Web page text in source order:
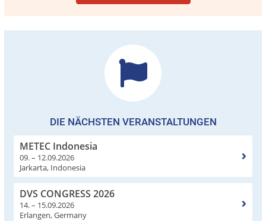
DIE NÄCHSTEN VERANSTALTUNGEN
METEC Indonesia
09. – 12.09.2026
Jarkarta, Indonesia
DVS CONGRESS 2026
14. – 15.09.2026
Erlangen, Germany